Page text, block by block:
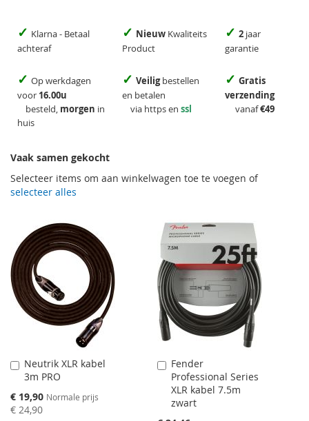
✓ Klarna - Betaal
achteraf
✓ Nieuw Kwaliteits
Product
✓ 2 jaar
garantie
✓ Op werkdagen
voor 16.00u
besteld, morgen in
huis
✓ Veiligbestellen
en betalen
via https en ssl
✓ Gratis
verzending
vanaf€49
Vaak samen gekocht
Selecteer items om aan winkelwagen toe te voegen of
selecteer alles
Neutrik XLR kabel
3m PRO
Speciale
prijs
€ 19,90 Normale prijs
€ 24,90
Aan
winkelwagen
toevoegen
Fender
Professional Series
XLR kabel 7.5m
zwart
Aan
winkelwagen
toevoegen